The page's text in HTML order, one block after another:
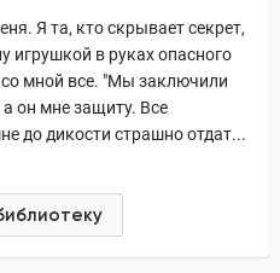
Я та, кто скрывает секрет,
игрушкой в руках опасного
со мной все. "Мы заключили
а он мне защиту. Все
до дикости страшно отдат...